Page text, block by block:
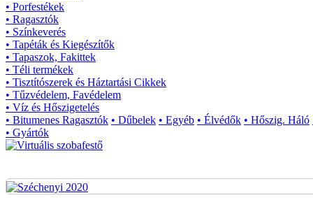
• Porfestékek
• Ragasztók
• Színkeverés
• Tapéták és Kiegészítők
• Tapaszok, Fakittek
• Téli termékek
• Tisztítószerek és Háztartási Cikkek
• Tűzvédelem, Favédelem
• Víz és Hőszigetelés
• Bitumenes Ragasztók • Dűbelek • Egyéb • Élvédők • Hőszig. Háló
• Gyártók